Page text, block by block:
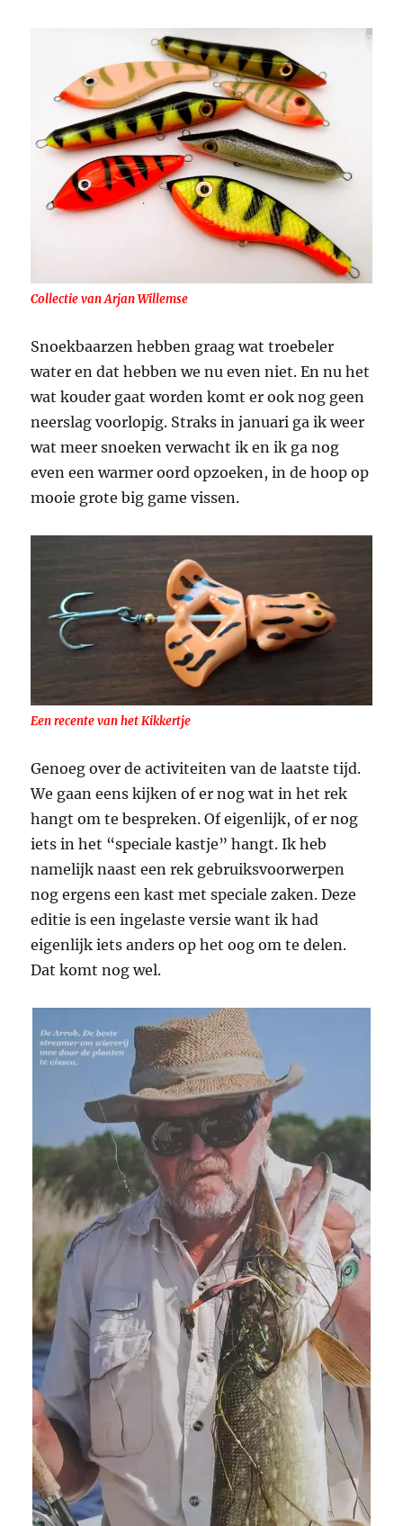
Collectie van Arjan Willemse
Snoekbaarzen hebben graag wat troebeler
water en dat hebben we nu even niet. En nu het
wat kouder gaat worden komt er ook nog geen
neerslag voorlopig. Straks in januari ga ik weer
wat meer snoeken verwacht ik en ik ga nog
even een warmer oord opzoeken, in de hoop op
mooie grote big game vissen.
Een recente van het Kikkertje
Genoeg over de activiteiten van de laatste tijd.
We gaan eens kijken of er nog wat in het rek
hangt om te bespreken. Of eigenlijk, of er nog
iets in het “speciale kastje” hangt. Ik heb
namelijk naast een rek gebruiksvoorwerpen
nog ergens een kast met speciale zaken. Deze
editie is een ingelaste versie want ik had
eigenlijk iets anders op het oog om te delen.
Dat komt nog wel.